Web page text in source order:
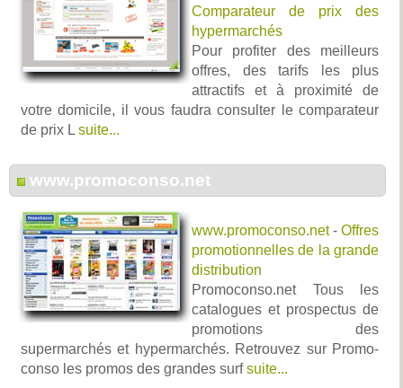
Comparateur de prix des
hypermarchés
Pour profiter des meilleurs
offres, des tarifs les plus
attractifs et à proximité de
votre domicile, il vous faudra consulter le comparateur
de prix L suite...
www.promoconso.net
www.promoconso.net- Offres
promotionnelles de la grande
distribution
Promoconso.net Tous les
catalogues et prospectus de
promotions des
supermarchés et hypermarchés. Retrouvez sur Promo-
conso les promos des grandes surfsuite...